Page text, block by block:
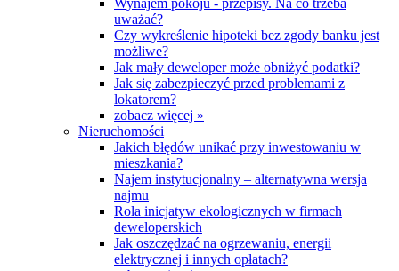
Wynajem pokoju - przepisy. Na co trzeba
uważać?
Czy wykreślenie hipoteki bez zgody banku jest
możliwe?
Jak mały deweloper może obniżyć podatki?
Jak się zabezpieczyć przed problemami z
lokatorem?
zobacz więcej »
Nieruchomości
Jakich błędów unikać przy inwestowaniu w
mieszkania?
Najem instytucjonalny – alternatywna wersja
najmu
Rola inicjatyw ekologicznych w firmach
deweloperskich
Jak oszczędzać na ogrzewaniu, energii
elektrycznej i innych opłatach?